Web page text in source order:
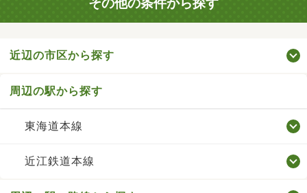
その他の条件から探す
近辺の市区から探す
周辺の駅から探す
東海道本線
近江鉄道本線